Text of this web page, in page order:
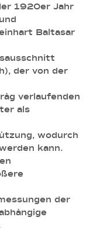
1920er Jahr
Baltasar
der von der
verlaufenden
als
wodurch
kann.
der